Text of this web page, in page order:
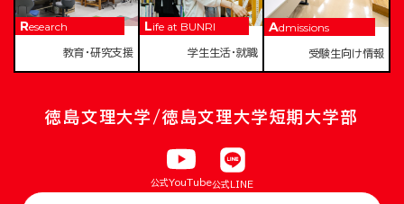
Research
教育・研究支援
Life at BUNRI
学生生活・就職
Admissions
受験生向け情報
徳島文理大学/徳島文理大学短期大学部
公式YouTube公式LINE